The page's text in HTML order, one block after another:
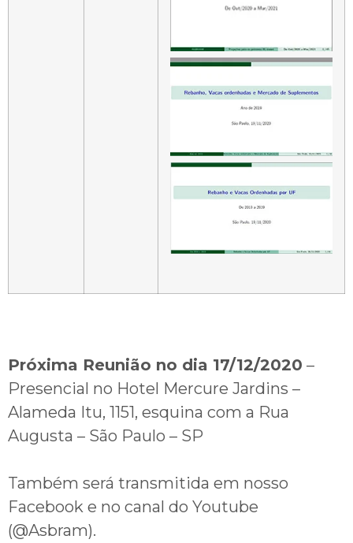
Próxima Reunião no dia 17/12/2020 –
Presencial no Hotel Mercure Jardins –
Alameda Itu, 1151, esquina com a Rua
Augusta – São Paulo – SP
Também será transmitida em nosso
Facebook e no canal do Youtube
(@Asbram).